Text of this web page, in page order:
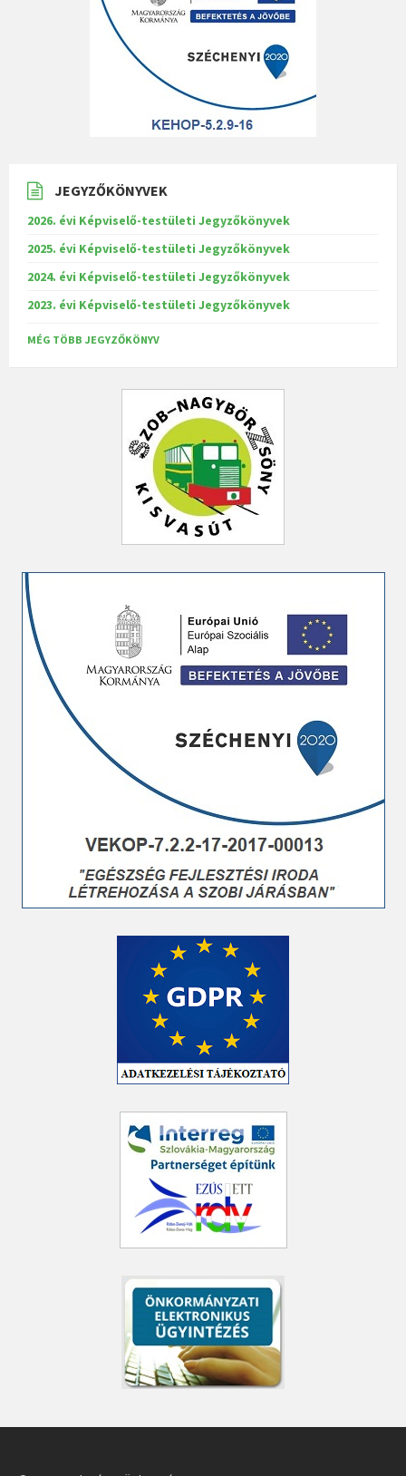
JEGYZŐKÖNYVEK
2026. évi Képviselő-testületi Jegyzőkönyvek
2025. évi Képviselő-testületi Jegyzőkönyvek
2024. évi Képviselő-testületi Jegyzőkönyvek
2023. évi Képviselő-testületi Jegyzőkönyvek
MÉG TÖBB JEGYZŐKÖNYV